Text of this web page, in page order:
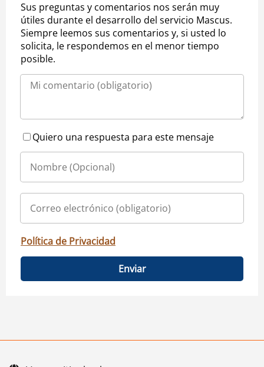
Sus preguntas y comentarios nos serán muy
útiles durante el desarrollo del servicio Mascus.
Siempre leemos sus comentarios y, si usted lo
solicita, le respondemos en el menor tiempo
posible.
Quiero una respuesta para este mensaje
Política de Privacidad
Enviar